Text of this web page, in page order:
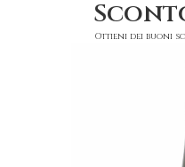
Ottieni dei buoni